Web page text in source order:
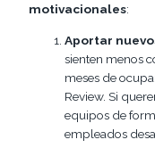
motivacionales:
Aportar
sienten menos
meses de
Review. Si
equipos de
empleados